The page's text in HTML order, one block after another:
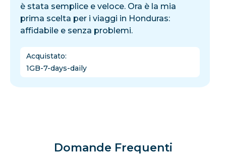
è stata semplice e veloce. Ora è la mia
prima scelta per i viaggi in Honduras:
affidabile e senza problemi.
Acquistato:
1GB-7-days-daily
Domande Frequenti